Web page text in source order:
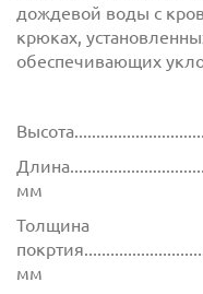
дождевой воды с
крюках,
обеспечивающих
мм
Толщина
мм